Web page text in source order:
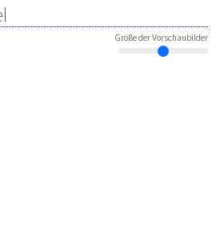
Größe der Vorschaubilder